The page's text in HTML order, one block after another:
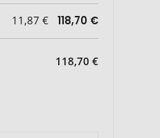
11,87 € 118,70 €
118,70 €